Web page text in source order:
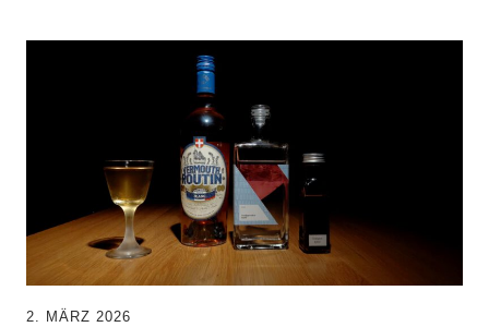
2. MÄRZ 2026